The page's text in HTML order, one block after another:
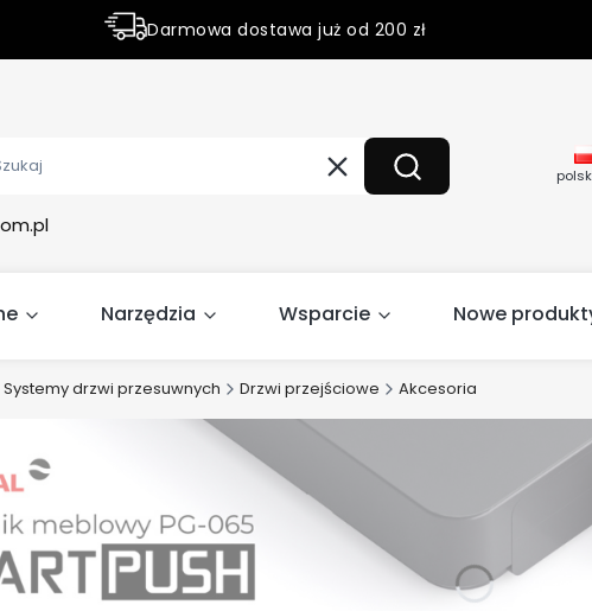
Darmowa dostawa już od 200 zł
WyczyśćSzukaj
Narzędzia Wsparcie Nowe
Systemy drzwi przesuwnych Drzwi przejściowe Akcesoria